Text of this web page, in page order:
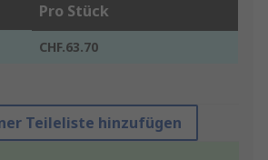
Pro Stück
CHF.63.70
Teileliste hinzufügen